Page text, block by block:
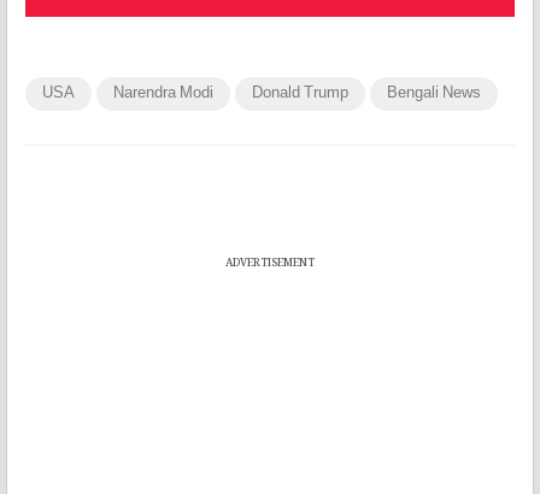
USA Narendra Modi Donald Trump Bengali News
ADVERTISEMENT